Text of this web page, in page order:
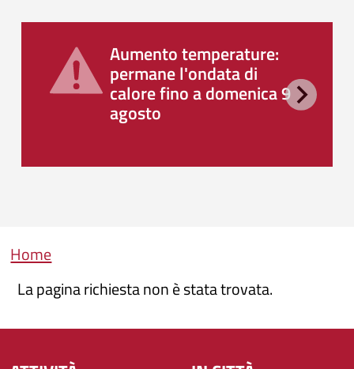
Aumento temperature:
permane l'ondata di
calore fino a domenica 9
agosto
Briciole di pane
Home
La pagina richiesta non è stata trovata.